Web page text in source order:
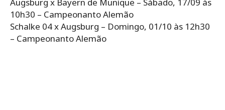
Augsburg x Bayern de Munique – Sábado, 17/09 às
10h30 – Campeonanto Alemão
Schalke 04 x Augsburg – Domingo, 01/10 às 12h30
– Campeonanto Alemão